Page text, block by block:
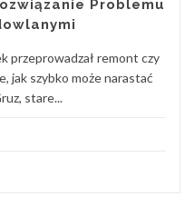
Problemu
przeprowadzał remont czy
jak szybko może narastać
stare...